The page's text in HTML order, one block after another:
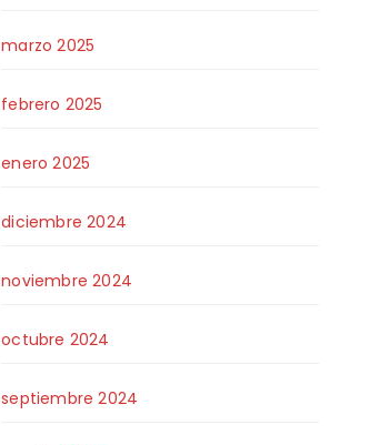
marzo 2025
febrero 2025
enero 2025
diciembre 2024
noviembre 2024
octubre 2024
septiembre 2024